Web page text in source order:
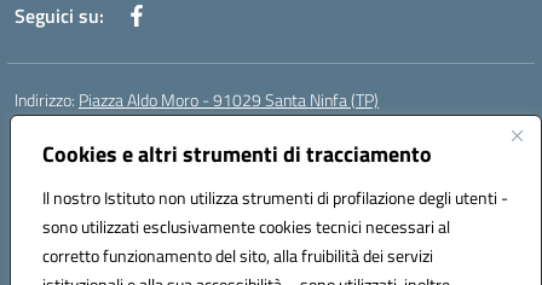
Cookies e altri strumenti di tracciamento
Il nostro Istituto non utilizza strumenti di profilazione degli utenti -
sono utilizzati esclusivamente cookies tecnici necessari al
corretto funzionamento del sito, alla fruibilità dei servizi
Seguici su:
Indirizzo: Piazza Aldo Moro - 91029 Santa Ninfa (TP)
Centralino:
Posta elettronica certificata (PEC):tpic807004@pec.istruzione.it
Codice fiscale: 81002070811
Codice meccanografico:TPIC807004
Codice Indice delle Pubbliche Amministrazioni (IPA): istsc_tpic807004
Codice unico di fatturazione (CUF): UFLMAN